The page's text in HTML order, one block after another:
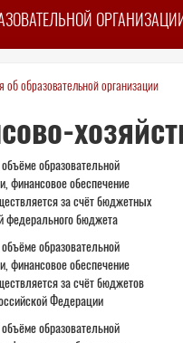
об образовательной организации
образовательной
финансовое обеспечение
за счёт бюджетных
федерального бюджета
образовательной
финансовое обеспечение
за счёт бюджетов
Федерации
образовательной